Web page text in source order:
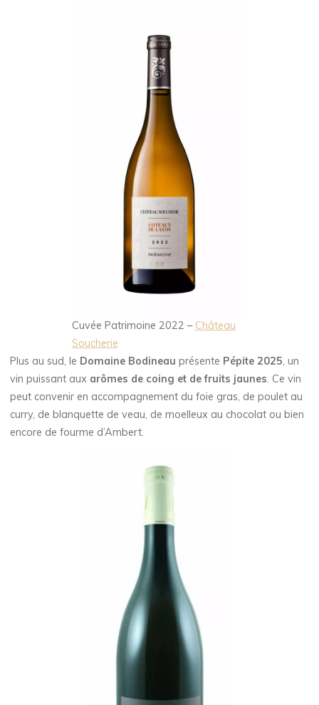
Cuvée Patrimoine 2022 – Château
Soucherie
Plus au sud, le Domaine Bodineau présente Pépite 2025, un
vin puissant aux arômes de coing et de fruits jaunes. Ce vin
peut convenir en accompagnement du foie gras, de poulet au
curry, de blanquette de veau, de moelleux au chocolat ou bien
encore de fourme d’Ambert.